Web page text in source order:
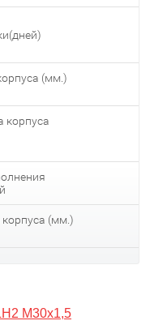
(мм.)
корпуса
(мм.)
M30x1,5